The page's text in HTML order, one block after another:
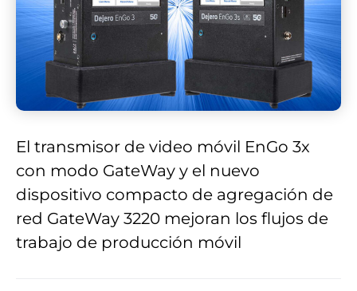
El transmisor de video móvil EnGo 3x
con modo GateWay y el nuevo
dispositivo compacto de agregación de
red GateWay 3220 mejoran los flujos de
trabajo de producción móvil